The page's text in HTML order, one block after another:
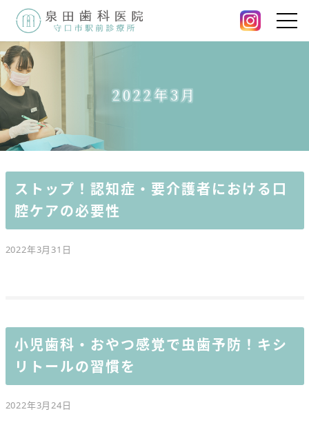
2022年3月
ストップ！認知症・要介護者における口
腔ケアの必要性
2022年3月31日
小児歯科・おやつ感覚で虫歯予防！キシ
リトールの習慣を
2022年3月24日